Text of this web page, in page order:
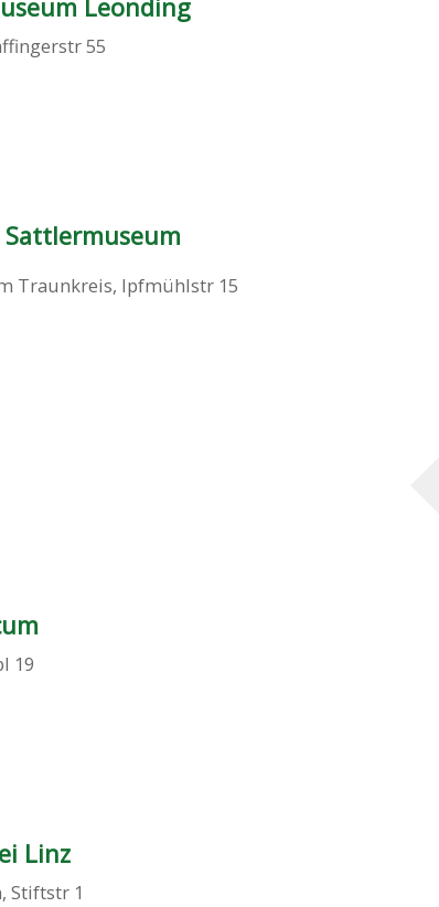
Leonding
55
Traunkreis, Ipfmühlstr 15
19
Linz
, Stiftstr 1